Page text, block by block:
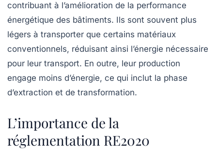
contribuant à l’amélioration de la performance
énergétique des bâtiments. Ils sont souvent plus
légers à transporter que certains matériaux
conventionnels, réduisant ainsi l’énergie nécessaire
pour leur transport. En outre, leur production
engage moins d’énergie, ce qui inclut la phase
d’extraction et de transformation.
L’importance de la
réglementation RE2020